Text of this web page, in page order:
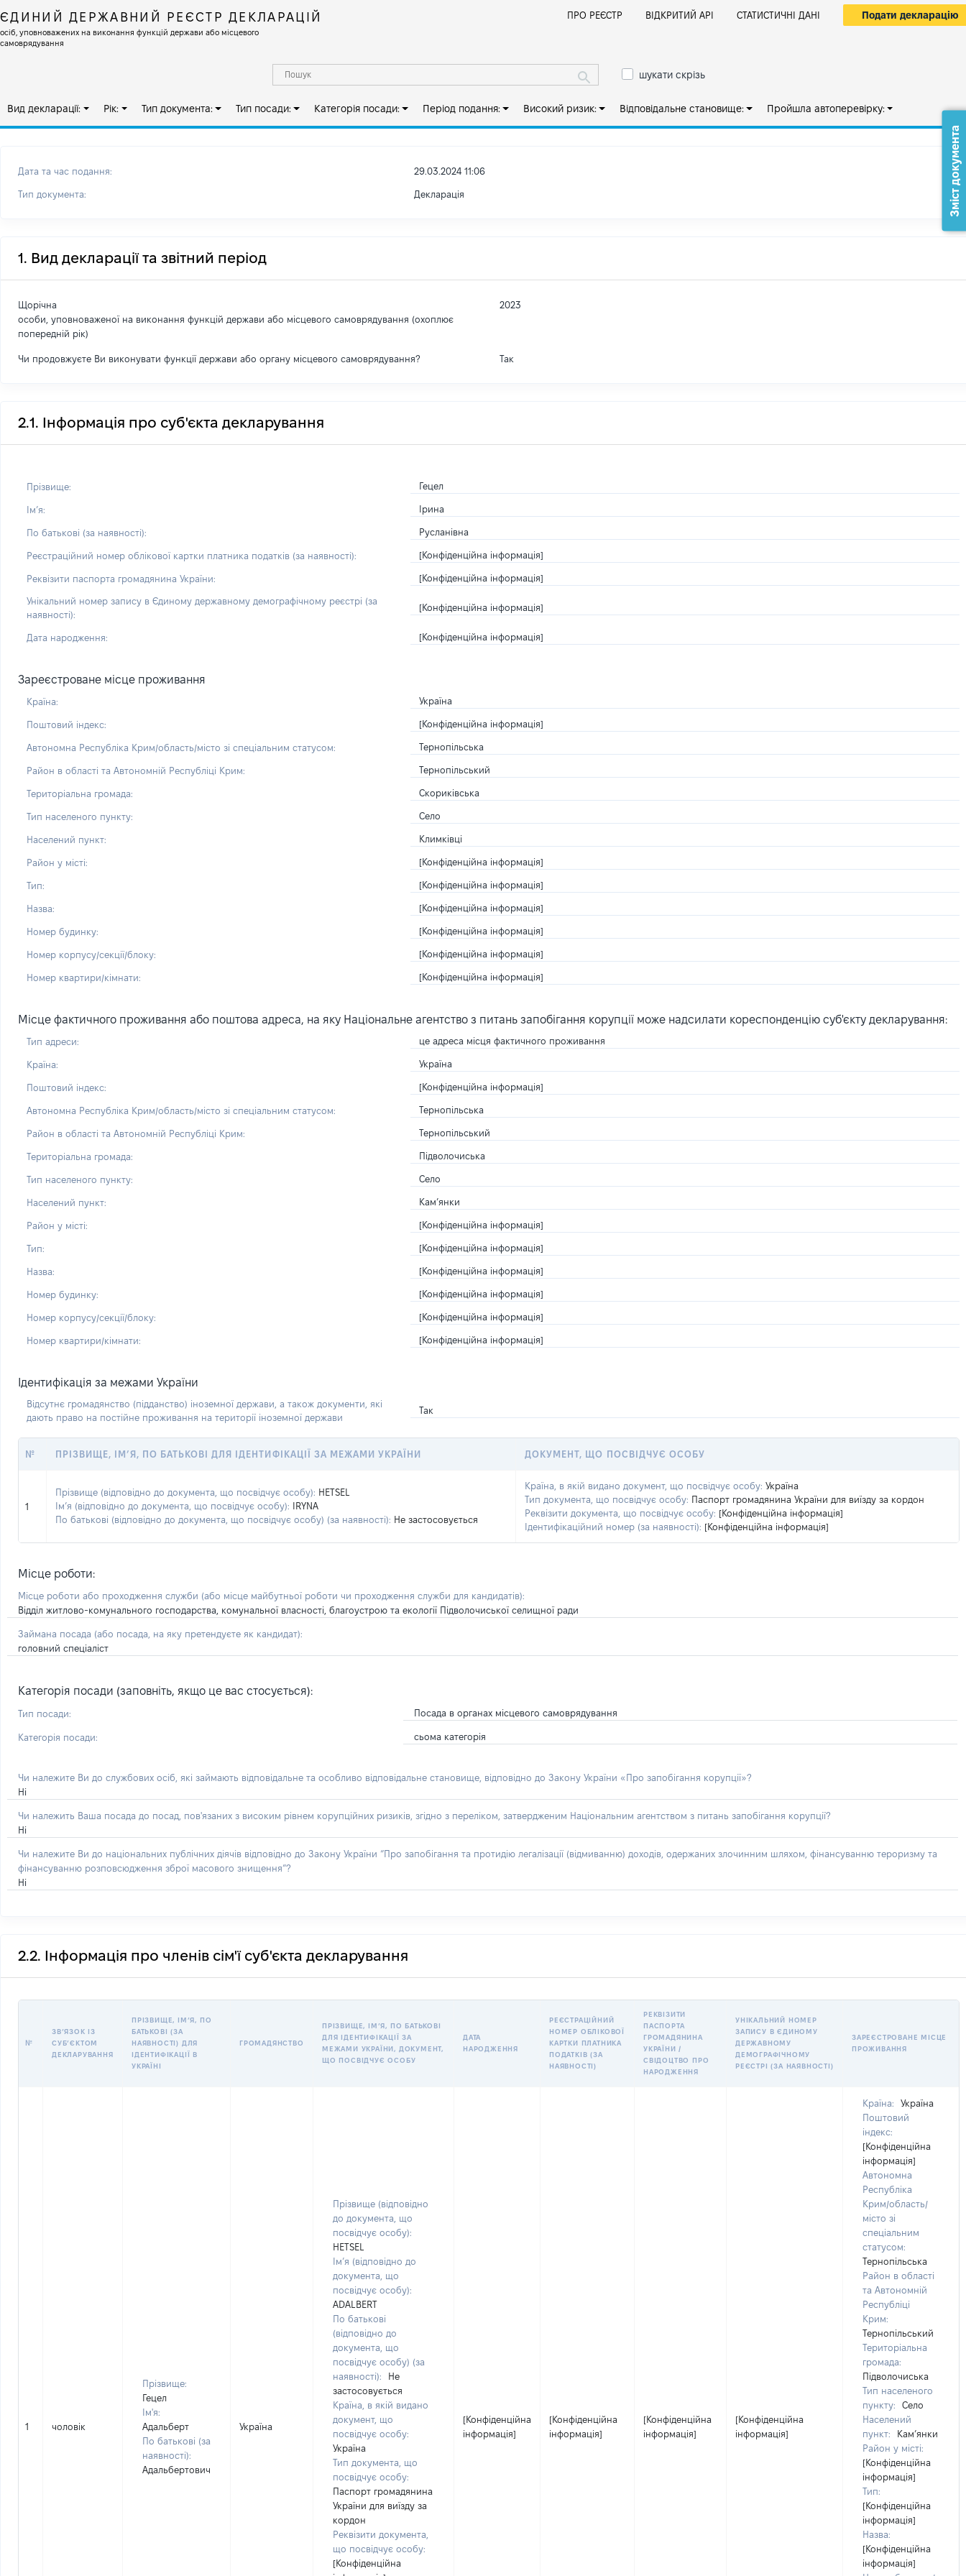
ЄДИНИЙ ДЕРЖАВНИЙ РЕЄСТР ДЕКЛАРАЦІЙ
осіб, уповноважених на виконання функцій держави або місцевого
самоврядування
ПРО РЕЄСТР ВІДКРИТИЙ АРІ СТАТИСТИЧНІ ДАНІ Подати декларацію
шукати скрізь
Вид декларації: Рік: Тип документа: Тип посади: Категорія посади: Період подання: Високий ризик: Відповідальне становище: Пройшла автоперевірку:
Дата та час подання: 29.03.2024 11:06
Тип документа: Декларація
1. Вид декларації та звітний період
Щорічна
особи, уповноваженої на виконання функцій держави або місцевого самоврядування (охоплює
попередній рік)
2023
Чи продовжуєте Ви виконувати функції держави або органу місцевого самоврядування? Так
2.1. Інформація про суб'єкта декларування
Прізвище: Гецел
Імʼя: Ірина
По батькові (за наявності): Русланівна
Реєстраційний номер облікової картки платника податків (за наявності): [Конфіденційна інформація]
Реквізити паспорта громадянина України: [Конфіденційна інформація]
Унікальний номер запису в Єдиному державному демографічному реєстрі (за
наявності):
[Конфіденційна інформація]
Дата народження: [Конфіденційна інформація]
Зареєстроване місце проживання
Країна: Україна
Поштовий індекс: [Конфіденційна інформація]
Автономна Республіка Крим/область/місто зі спеціальним статусом: Тернопільська
Район в області та Автономній Республіці Крим: Тернопільський
Територіальна громада: Скориківська
Тип населеного пункту: Село
Населений пункт: Климківці
Район у місті: [Конфіденційна інформація]
Тип: [Конфіденційна інформація]
Назва: [Конфіденційна інформація]
Номер будинку: [Конфіденційна інформація]
Номер корпусу/секції/блоку: [Конфіденційна інформація]
Номер квартири/кімнати: [Конфіденційна інформація]
Місце фактичного проживання або поштова адреса, на яку Національне агентство з питань запобігання корупції може надсилати кореспонденцію суб'єкту декларування:
Тип адреси: це адреса місця фактичного проживання
Країна: Україна
Поштовий індекс: [Конфіденційна інформація]
Автономна Республіка Крим/область/місто зі спеціальним статусом: Тернопільська
Район в області та Автономній Республіці Крим: Тернопільський
Територіальна громада: Підволочиська
Тип населеного пункту: Село
Населений пункт: Кам’янки
Район у місті: [Конфіденційна інформація]
Тип: [Конфіденційна інформація]
Назва: [Конфіденційна інформація]
Номер будинку: [Конфіденційна інформація]
Номер корпусу/секції/блоку: [Конфіденційна інформація]
Номер квартири/кімнати: [Конфіденційна інформація]
Ідентифікація за межами України
Відсутнє громадянство (підданство) іноземної держави, а також документи, які
дають право на постійне проживання на території іноземної держави
Так
№ ПРІЗВИЩЕ, ІМ’Я, ПО БАТЬКОВІ ДЛЯ ІДЕНТИФІКАЦІЇ ЗА МЕЖАМИ УКРАЇНИ ДОКУМЕНТ, ЩО ПОСВІДЧУЄ ОСОБУ
1
Прізвище (відповідно до документа, що посвідчує особу): HETSEL
Ім’я (відповідно до документа, що посвідчує особу):
IRYNA
По батькові (відповідно до документа, що посвідчує особу) (за наявності): Не застосовується
Країна, в якій видано документ, що посвідчує особу: Україна
Тип документа, що посвідчує особу: Паспорт громадянина України для виїзду за кордон
Реквізити документа, що посвідчує особу: [Конфіденційна інформація]
Ідентифікаційний номер (за наявності): [Конфіденційна інформація]
Місце роботи:
Місце роботи або проходження служби (або місце майбутньої роботи чи проходження служби для кандидатів):
Відділ житлово-комунального господарства, комунальної власності, благоустрою та екології Підволочиської селищної ради
Займана посада (або посада, на яку претендуєте як кандидат):
головний спеціаліст
Категорія посади (заповніть, якщо це вас стосується):
Тип посади: Посада в органах місцевого самоврядування
Категорія посади: сьома категорія
Чи належите Ви до службових осіб, які займають відповідальне та особливо відповідальне становище, відповідно до Закону України «Про запобігання корупції»?
Ні
Чи належить Ваша посада до посад, пов'язаних з високим рівнем корупційних ризиків, згідно з переліком, затвердженим Національним агентством з питань запобігання корупції?
Ні
Чи належите Ви до національних публічних діячів відповідно до Закону України “Про запобігання та протидію легалізації (відмиванню) доходів, одержаних злочинним шляхом, фінансуванню тероризму та
фінансуванню розповсюдження зброї масового знищення”?
Ні
2.2. Інформація про членів сім'ї суб'єкта декларування
№
ЗВʼЯЗОК ІЗ
СУБʼЄКТОМ
ДЕКЛАРУВАННЯ
ПРІЗВИЩЕ, ІМʼЯ, ПО
БАТЬКОВІ (ЗА
НАЯВНОСТІ) ДЛЯ
ІДЕНТИФІКАЦІЇ В
УКРАЇНІ
ГРОМАДЯНСТВО
ПРІЗВИЩЕ, ІМʼЯ, ПО БАТЬКОВІ
ДЛЯ ІДЕНТИФІКАЦІЇ ЗА
МЕЖАМИ УКРАЇНИ, ДОКУМЕНТ,
ЩО ПОСВІДЧУЄ ОСОБУ
ДАТА
НАРОДЖЕННЯ
РЕЄСТРАЦІЙНИЙ
НОМЕР ОБЛІКОВОЇ
КАРТКИ ПЛАТНИКА
ПОДАТКІВ (ЗА
НАЯВНОСТІ)
РЕКВІЗИТИ
ПАСПОРТА
ГРОМАДЯНИНА
УКРАЇНИ /
СВІДОЦТВО ПРО
НАРОДЖЕННЯ
УНІКАЛЬНИЙ НОМЕР
ЗАПИСУ В ЄДИНОМУ
ДЕРЖАВНОМУ
ДЕМОГРАФІЧНОМУ
РЕЄСТРІ (ЗА НАЯВНОСТІ)
ЗАРЕЄСТРОВАНЕ МІСЦЕ
ПРОЖИВАННЯ
1 чоловік
Прізвище:
Гецел
Ім'я:
Адальберт
По батькові (за
наявності):
Адальбертович
Україна
Прізвище (відповідно
до документа, що
посвідчує особу):
HETSEL
Ім’я (відповідно до
документа, що
посвідчує особу):
ADALBERT
По батькові
(відповідно до
документа, що
посвідчує особу) (за
наявності):
Не
застосовується
Країна, в якій видано
документ, що
посвідчує особу:
Україна
Тип документа, що
посвідчує особу:
Паспорт громадянина
України для виїзду за
кордон
Реквізити документа,
що посвідчує особу:
[Конфіденційна
[Конфіденційна
інформація]
[Конфіденційна
інформація]
[Конфіденційна
інформація]
[Конфіденційна
інформація]
Країна:
Україна
Поштовий
індекс:
[Конфіденційна
інформація]
Автономна
Республіка
Крим/область/
місто зі
спеціальним
статусом:
Тернопільська
Район в області
та Автономній
Республіці
Крим:
Тернопільський
Територіальна
громада:
Підволочиська
Тип населеного
пункту:
Село
Населений
пункт:
Кам’янки
Район у місті:
[Конфіденційна
інформація]
Тип:
[Конфіденційна
інформація]
Назва:
[Конфіденційна
інформація]
Зміст документа